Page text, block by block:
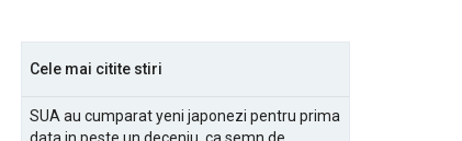
Cele mai citite stiri
SUA au cumparat yeni japonezi pentru prima